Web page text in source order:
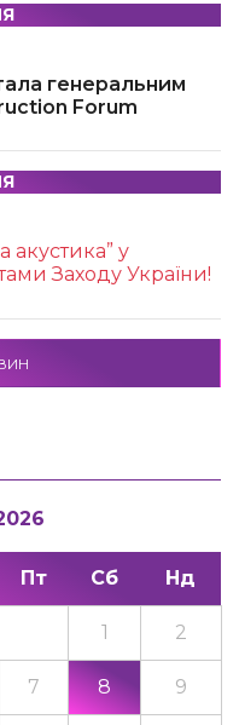
генеральним
Forum
акустика” у
Заходу України!
Пт Сб Нд
1 2
7 8 9